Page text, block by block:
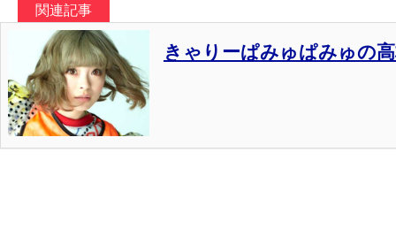
関連記事
きゃりーぱみゅぱみゅの